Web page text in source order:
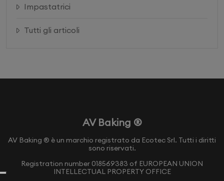
Impastatrici
Tutti gli articoli
AV Baking ®
AV Baking ® è un marchio registrato da Ecotec Srl. Tutti i diritti
sono riservati.
Registration number 018569383 of EUROPEAN UNION
INTELLECTUAL PROPERTY OFFICE